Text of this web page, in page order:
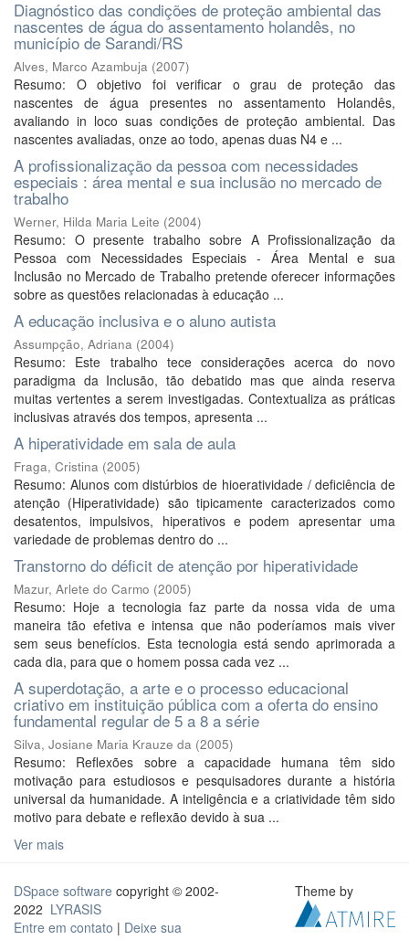
Diagnóstico das condições de proteção ambiental das
nascentes de água do assentamento holandês, no
município de Sarandi/RS
Alves, Marco Azambuja (2007)
Resumo: O objetivo foi verificar o grau de proteção das
nascentes de água presentes no assentamento Holandês,
avaliando in loco suas condições de proteção ambiental. Das
nascentes avaliadas, onze ao todo, apenas duas N4 e ...
A profissionalização da pessoa com necessidades
especiais : área mental e sua inclusão no mercado de
trabalho
Werner, Hilda Maria Leite (2004)
Resumo: O presente trabalho sobre A Profissionalização da
Pessoa com Necessidades Especiais - Área Mental e sua
Inclusão no Mercado de Trabalho pretende oferecer informações
sobre as questões relacionadas à educação ...
A educação inclusiva e o aluno autista
Assumpção, Adriana (2004)
Resumo: Este trabalho tece considerações acerca do novo
paradigma da Inclusão, tão debatido mas que ainda reserva
muitas vertentes a serem investigadas. Contextualiza as práticas
inclusivas através dos tempos, apresenta ...
A hiperatividade em sala de aula
Fraga, Cristina (2005)
Resumo: Alunos com distúrbios de hioeratividade / deficiência de
atenção (Hiperatividade) são tipicamente caracterizados como
desatentos, impulsivos, hiperativos e podem apresentar uma
variedade de problemas dentro do ...
Transtorno do déficit de atenção por hiperatividade
Mazur, Arlete do Carmo (2005)
Resumo: Hoje a tecnologia faz parte da nossa vida de uma
maneira tão efetiva e intensa que não poderíamos mais viver
sem seus benefícios. Esta tecnologia está sendo aprimorada a
cada dia, para que o homem possa cada vez ...
A superdotação, a arte e o processo educacional
criativo em instituição pública com a oferta do ensino
fundamental regular de 5 a 8 a série
Silva, Josiane Maria Krauze da (2005)
Resumo: Reflexões sobre a capacidade humana têm sido
motivação para estudiosos e pesquisadores durante a história
universal da humanidade. A inteligência e a criatividade têm sido
motivo para debate e reflexão devido à sua ...
Ver mais
DSpace software copyright © 2002-
2022 LYRASIS
Entre em contato | Deixe sua
Theme by